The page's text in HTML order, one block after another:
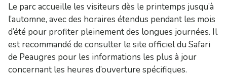
Le parc accueille les visiteurs dès le printemps jusqu’à
l’automne, avec des horaires étendus pendant les mois
d’été pour profiter pleinement des longues journées. Il
est recommandé de consulter le site officiel du Safari
de Peaugres pour les informations les plus à jour
concernant les heures d’ouverture spécifiques.